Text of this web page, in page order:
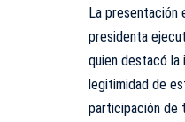
La presentación
presidenta
quien destacó la
legitimidad de
participación de